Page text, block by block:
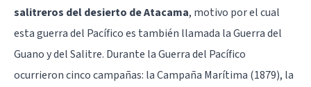
salitreros del desierto de Atacama, motivo por el cual
esta guerra del Pacífico es también llamada la Guerra del
Guano y del Salitre. Durante la Guerra del Pacífico
ocurrieron cinco campañas: la Campaña Marítima (1879), la